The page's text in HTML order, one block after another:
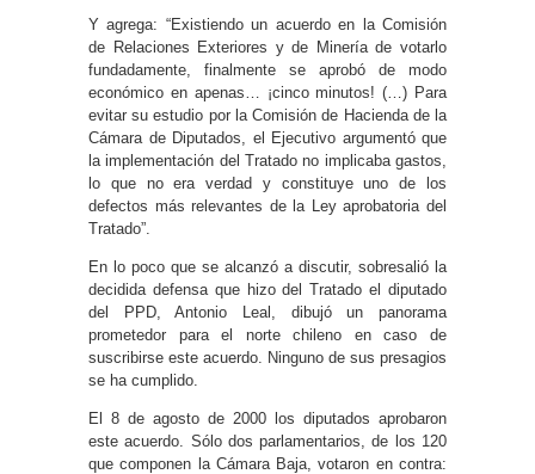
Y agrega: “Existiendo un acuerdo en la Comisión
de Relaciones Exteriores y de Minería de votarlo
fundadamente, finalmente se aprobó de modo
económico en apenas… ¡cinco minutos! (…) Para
evitar su estudio por la Comisión de Hacienda de la
Cámara de Diputados, el Ejecutivo argumentó que
la implementación del Tratado no implicaba gastos,
lo que no era verdad y constituye uno de los
defectos más relevantes de la Ley aprobatoria del
Tratado”.
En lo poco que se alcanzó a discutir, sobresalió la
decidida defensa que hizo del Tratado el diputado
del PPD, Antonio Leal, dibujó un panorama
prometedor para el norte chileno en caso de
suscribirse este acuerdo. Ninguno de sus presagios
se ha cumplido.
El 8 de agosto de 2000 los diputados aprobaron
este acuerdo. Sólo dos parlamentarios, de los 120
que componen la Cámara Baja, votaron en contra: